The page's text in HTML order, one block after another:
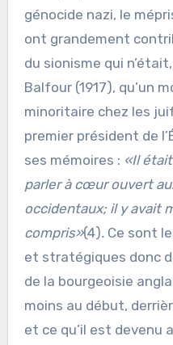
génocide nazi, le
ont grandement
du sionisme qui
Balfour (1917), qu’un
minoritaire chez les
premier président de
ses mémoires : «Il
parler à cœur ouvert
occidentaux; il y avait
compris»(4).Ce sont
et stratégiques donc
de la bourgeoisie
moins au début,
et ce qu’il est devenu